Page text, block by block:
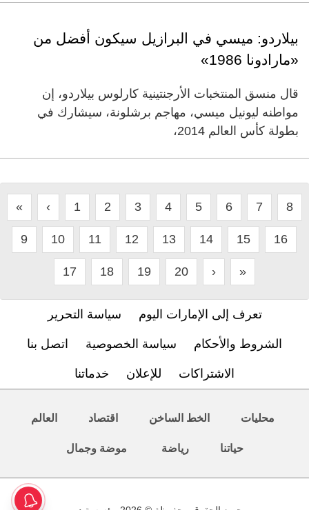
بيلاردو: ميسي في البرازيل سيكون أفضل من
«مارادونا 1986»
قال منسق المنتخبات الأرجنتينية كارلوس بيلاردو، إن
مواطنه ليونيل ميسي، مهاجم برشلونة، سيشارك في
بطولة كأس العالم 2014،
« ‹ 1 2 3 4 5 6 7 8
9 10 11 12 13 14 15 16
17 18 19 20 › »
تعرف إلى الإمارات اليوم سياسة التحرير
الشروط والأحكام سياسة الخصوصية اتصل بنا
الاشتراكات للإعلان خدماتنا
محليات الخط الساخن اقتصاد العالم
حياتنا رياضة موضة وجمال